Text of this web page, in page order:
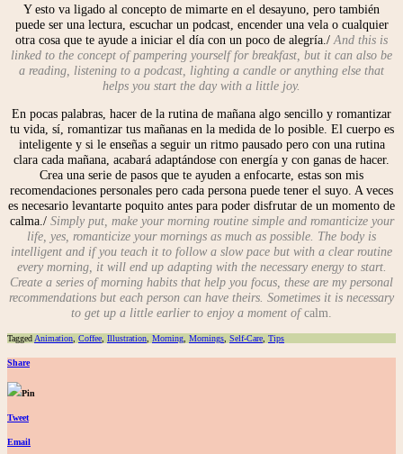
Y esto va ligado al concepto de mimarte en el desayuno, pero también
puede ser una lectura, escuchar un podcast, encender una vela o cualquier
otra cosa que te ayude a iniciar el día con un poco de alegría./ And this is
linked to the concept of pampering yourself for breakfast, but it can also be
a reading, listening to a podcast, lighting a candle or anything else that
helps you start the day with a little joy.
En pocas palabras, hacer de la rutina de mañana algo sencillo y romantizar
tu vida, sí, romantizar tus mañanas en la medida de lo posible. El cuerpo es
inteligente y si le enseñas a seguir un ritmo pausado pero con una rutina
clara cada mañana, acabará adaptándose con energía y con ganas de hacer.
Crea una serie de pasos que te ayuden a enfocarte, estas son mis
recomendaciones personales pero cada persona puede tener el suyo. A veces
es necesario levantarte poquito antes para poder disfrutar de un momento de
calma./ Simply put, make your morning routine simple and romanticize your
life, yes, romanticize your mornings as much as possible. The body is
intelligent and if you teach it to follow a slow pace but with a clear routine
every morning, it will end up adapting with the necessary energy to start.
Create a series of morning habits that help you focus, these are my personal
recommendations but each person can have theirs. Sometimes it is necessary
to get up a little earlier to enjoy a moment ofcalm.
Tagged Animation Coffee Illustration Morning Mornings Self-Care Tips
Share
Pin
Tweet
Email